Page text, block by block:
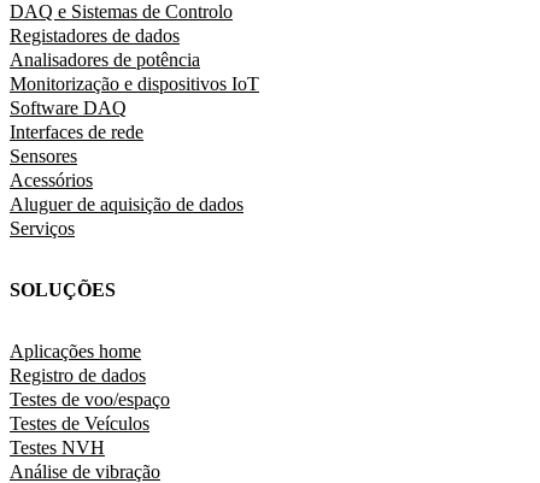
DAQ e Sistemas de Controlo
Registadores de dados
Analisadores de potência
Monitorização e dispositivos IoT
Software DAQ
Interfaces de rede
Sensores
Acessórios
Aluguer de aquisição de dados
Serviços
SOLUÇÕES
Aplicações home
Registro de dados
Testes de voo/espaço
Testes de Veículos
Testes NVH
Análise de vibração